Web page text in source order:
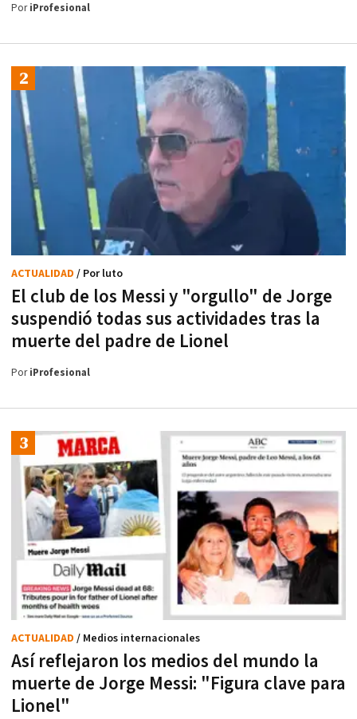
PoriProfesional
El club de los Messi y "orgullo" de Jorge
suspendió todas sus actividades tras la
muerte del padre de Lionel
ACTUALIDAD / Por luto
PoriProfesional
Así reflejaron los medios del mundo la
muerte de Jorge Messi: "Figura clave para
Lionel"
ACTUALIDAD / Medios internacionales